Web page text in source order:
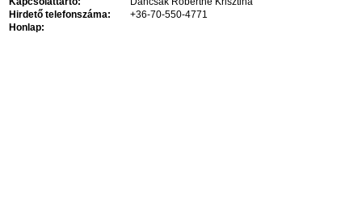
Hirdető telefonszáma:
+36-70-550-4771
Honlap: